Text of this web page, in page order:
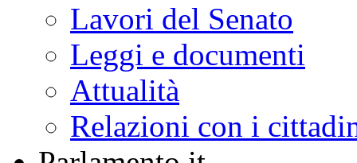
Lavori del Senato
Leggi e documenti
Attualità
Relazioni con i